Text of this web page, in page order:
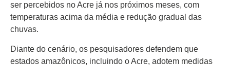
ser percebidos no Acre já nos próximos meses, com
temperaturas acima da média e redução gradual das
chuvas.
Diante do cenário, os pesquisadores defendem que
estados amazônicos, incluindo o Acre, adotem medidas